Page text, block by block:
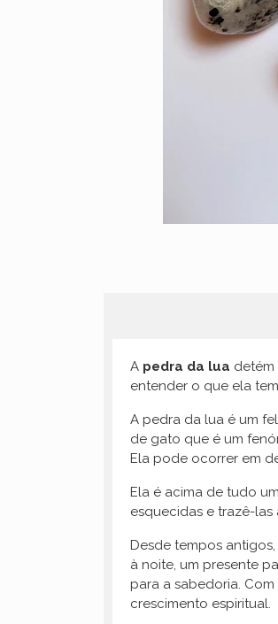
A pedra da lua detém
entender o que ela
A pedra da lua é um
de gato que é um
Ela pode ocorrer em
Ela é acima de tudo
esquecidas e trazê-las
Desde tempos
à noite, um presente
para a sabedoria.
crescimento espiritual.